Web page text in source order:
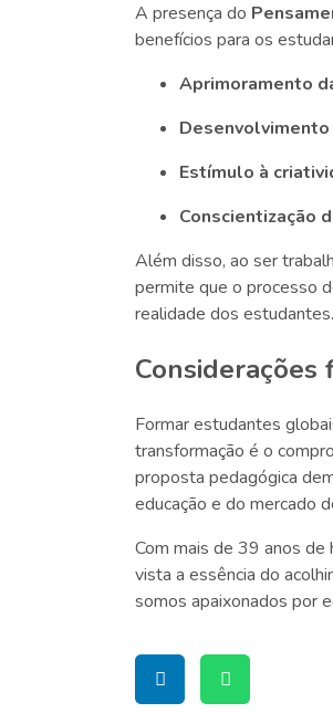
A presença do
benefícios para os
Aprimoramento
Estímulo à
Conscientização
Além disso, ao ser
permite que o processo
realidade dos estudantes.
Formar estudantes
transformação é o
proposta pedagógica
educação e do mercado
Com mais de 39 anos
vista a essência do
somos apaixonados por